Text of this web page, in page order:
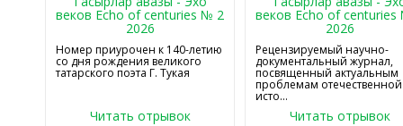
веков Echo of centuries № 2
2026
Номер приурочен к 140-летию
со дня рождения великого
татарского поэта Г. Тукая
Читать отрывок
веков Echo of
2026
Рецензируемый научно-
документальный журнал,
посвященный актуальным
проблемам отечественной
исто...
Читать отрывок